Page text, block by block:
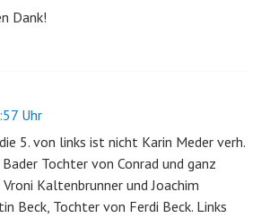
Dank!
Uhr
5. von links ist nicht Karin Meder verh.
Tochter von Conrad und ganz
Kaltenbrunner und Joachim
Beck, Tochter von Ferdi Beck. Links